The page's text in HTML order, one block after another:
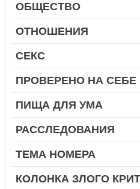
ОБЩЕСТВО
ОТНОШЕНИЯ
СЕКС
ПРОВЕРЕНО НА СЕБЕ
ПИЩА ДЛЯ УМА
РАССЛЕДОВАНИЯ
ТЕМА НОМЕРА
КОЛОНКА ЗЛОГО